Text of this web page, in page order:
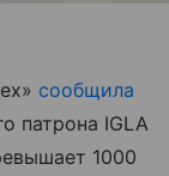
сообщила
патрона IGLA
1000